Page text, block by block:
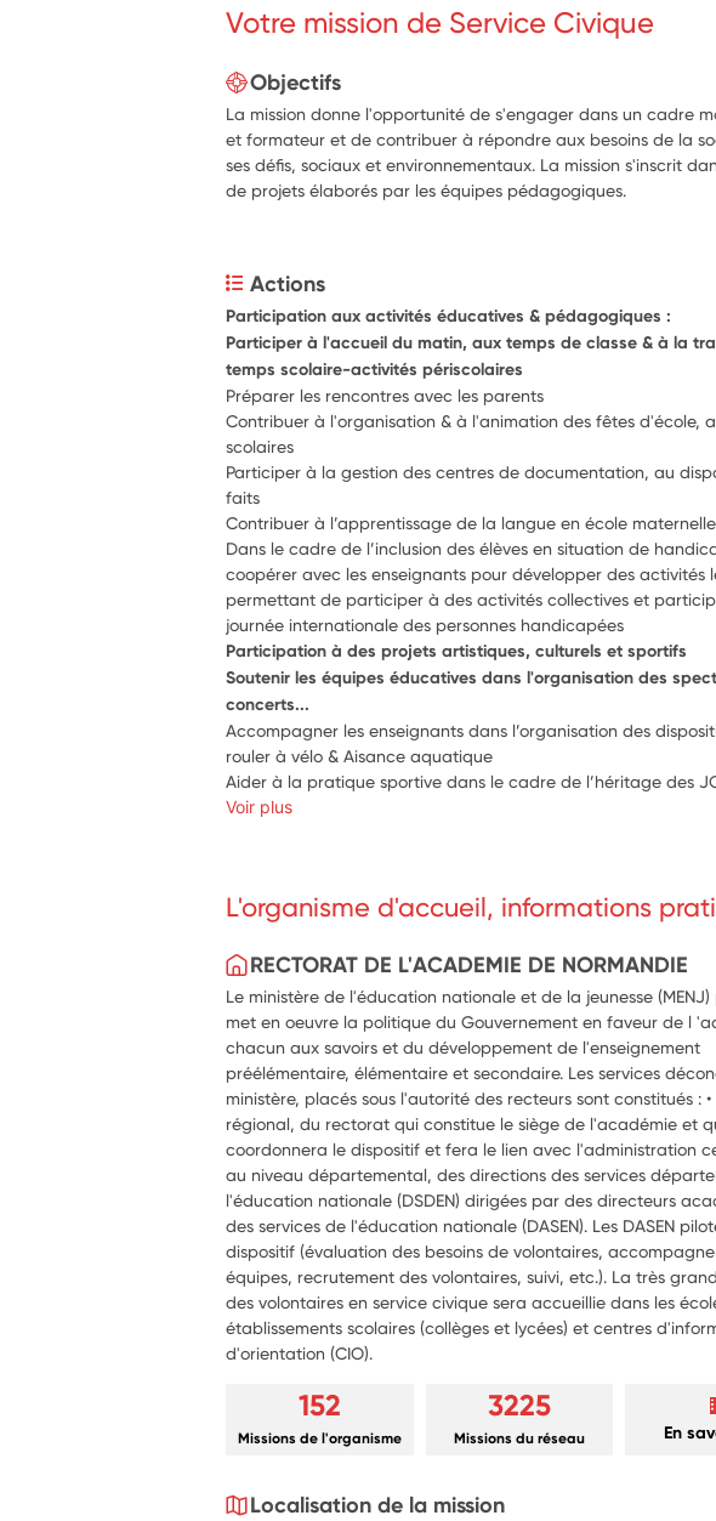
Votre mission de Service Civique
Objectifs
La mission donne l'opportunité de s'engager dans un cadre
et formateur et de contribuer à répondre aux besoins de la
ses défis, sociaux et environnementaux. La mission s'inscrit
de projets élaborés par les équipes pédagogiques.
Actions
Participation aux activités éducatives & pédagogiques :
Participer à l'accueil du matin, aux temps de classe & à la
temps scolaire-activités périscolaires
Préparer les rencontres avec les parents
Contribuer à l'organisation & à l'animation des fêtes d'école,
Participer à la gestion des centres de documentation, au
faits
Dans le cadre de l’inclusion des élèves en situation de
coopérer avec les enseignants pour développer des activités
permettant de participer à des activités collectives et
journée internationale des personnes handicapées
Participation à des projets artistiques, culturels et sportifs
Soutenir les équipes éducatives dans l'organisation des
concerts...
Accompagner les enseignants dans l’organisation des
rouler à vélo & Aisance aquatique
Aider à la pratique sportive dans le cadre de l’héritage des
Voir plus
L'organisme d'accueil, informations
RECTORAT DE L'ACADEMIE DE NORMANDIE
Le ministère de l'éducation nationale et de la jeunesse
met en oeuvre la politique du Gouvernement en faveur de l
chacun aux savoirs et du développement de l'enseignement
préélémentaire, élémentaire et secondaire. Les services
ministère, placés sous l'autorité des recteurs sont constitués :
régional, du rectorat qui constitue le siège de l'académie et
coordonnera le dispositif et fera le lien avec l'administration
au niveau départemental, des directions des services
l'éducation nationale (DSDEN) dirigées par des directeurs
des services de l'éducation nationale (DASEN). Les DASEN
dispositif (évaluation des besoins de volontaires,
équipes, recrutement des volontaires, suivi, etc.). La très
des volontaires en service civique sera accueillie dans les
établissements scolaires (collèges et lycées) et centres
d'orientation (CIO).
152
Missions de l'organisme
3225
Missions du réseau En
Localisation de la mission